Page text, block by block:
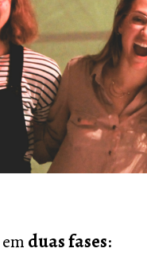
duas fases: